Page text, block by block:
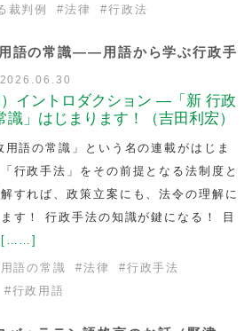
裁判例 #法律 #行政法
語の常識――用語から学ぶ行政手
2026.06.30
）イントロダクション —「新 行政
識」はじまります！（吉田利宏）
用語の常識」という名の連載がはじま
行政手法」をその前提となる法制度と
すれば、政策立案にも、法令の理解に
す！ 行政手法の知識が鍵になる！ 目
[……]
語の常識 #法律 #行政手法
#行政用語